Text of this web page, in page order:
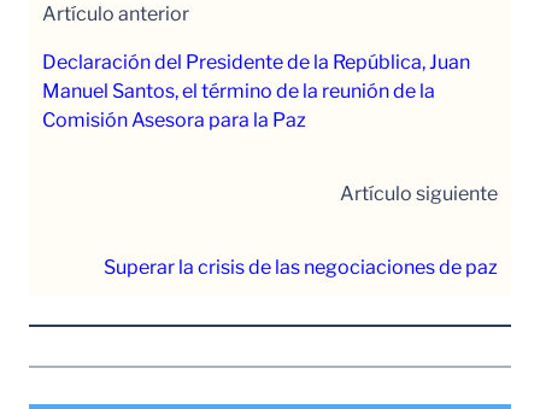
Artículo anterior
Declaración del Presidente de la República, Juan
Manuel Santos, el término de la reunión de la
Comisión Asesora para la Paz
Artículo siguiente
Superar la crisis de las negociaciones de paz